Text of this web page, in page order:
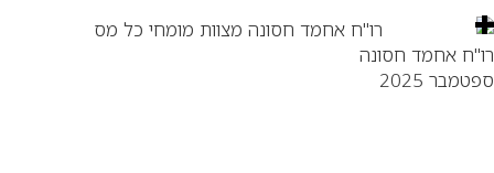
אחמד חסונה
2025